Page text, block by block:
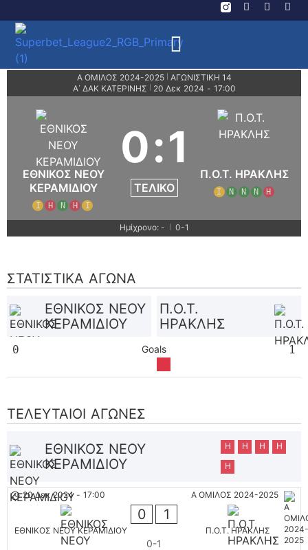
A ΟΜΙΛΟΣ 2024-2025
ΑΓΩΝΙΣΤΙΚΗ 14
Α΄ ΔΑΚ ΚΑΤΕΡΙΝΗΣ
20 Δεκ 2024 - 17:00
ΕΘΝΙΚΟΣ ΝΕΟΥ
ΚΕΡΑΜΙΔΙΟΥ
Ι Η Ν Η Ι
0:1
ΤΕΛΙΚΌ
Π.Ο.Τ. ΗΡΑΚΛΗΣ
Ι Ν Ν Ν Η
Ημίχρονο: - 0-1
ΣΤΑΤΙΣΤΙΚΆ ΑΓΏΝΑ
ΕΘΝΙΚΟΣ ΝΕΟΥ
ΚΕΡΑΜΙΔΙΟΥ
Π.Ο.Τ.
ΗΡΑΚΛΗΣ
0 Goals 1
ΤΕΛΕΥΤΑΊΟΙ ΑΓΏΝΕΣ
ΕΘΝΙΚΟΣ ΝΕΟΥ
ΚΕΡΑΜΙΔΙΟΥ
Η Η Η
Η
Η
Α ΟΜΙΛΟΣ 2024-2025
20 Δεκ 2024 - 17:00
ΕΘΝΙΚΟΣ ΝΕΟΥ ΚΕΡΑΜΙΔΙΟΥ
0 1
Π.Ο.Τ. ΗΡΑΚΛΗΣ
0-1